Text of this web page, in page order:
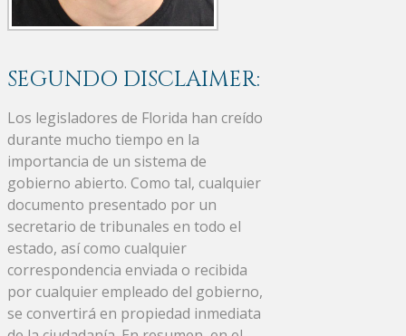
SEGUNDO DISCLAIMER:
Los legisladores de Florida han creído
durante mucho tiempo en la
importancia de un sistema de
gobierno abierto. Como tal, cualquier
documento presentado por un
secretario de tribunales en todo el
estado, así como cualquier
correspondencia enviada o recibida
por cualquier empleado del gobierno,
se convertirá en propiedad inmediata